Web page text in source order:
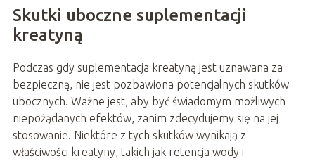
Skutki uboczne suplementacji
kreatyną
Podczas gdy suplementacja kreatyną jest uznawana za
bezpieczną, nie jest pozbawiona potencjalnych skutków
ubocznych. Ważne jest, aby być świadomym możliwych
niepożądanych efektów, zanim zdecydujemy się na jej
stosowanie. Niektóre z tych skutków wynikają z
właściwości kreatyny, takich jak retencja wody i